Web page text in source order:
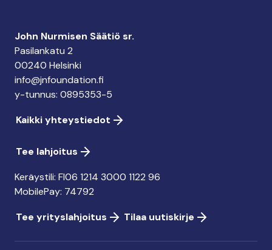
John Nurmisen Säätiö sr.
Pasilankatu 2
00240 Helsinki
info@jnfoundation.fi
y-tunnus: 0895353-5
Kaikki yhteystiedot
Tee lahjoitus
Keräystili: FI06 1214 3000 1122 96
MobilePay: 74792
Tee yrityslahjoitus
Tilaa uutiskirje